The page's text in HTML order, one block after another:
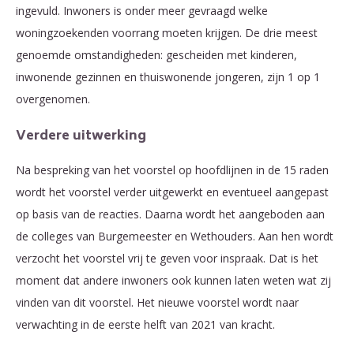
ingevuld. Inwoners is onder meer gevraagd welke
woningzoekenden voorrang moeten krijgen. De drie meest
genoemde omstandigheden: gescheiden met kinderen,
inwonende gezinnen en thuiswonende jongeren, zijn 1 op 1
overgenomen.
Verdere uitwerking
Na bespreking van het voorstel op hoofdlijnen in de 15 raden
wordt het voorstel verder uitgewerkt en eventueel aangepast
op basis van de reacties. Daarna wordt het aangeboden aan
de colleges van Burgemeester en Wethouders. Aan hen wordt
verzocht het voorstel vrij te geven voor inspraak. Dat is het
moment dat andere inwoners ook kunnen laten weten wat zij
vinden van dit voorstel. Het nieuwe voorstel wordt naar
verwachting in de eerste helft van 2021 van kracht.